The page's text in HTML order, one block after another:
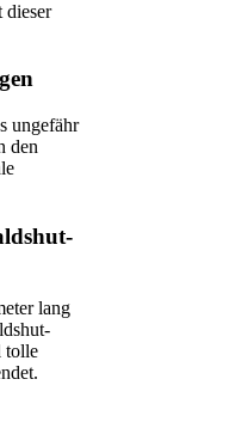
dieser
ungefähr
den
lang
tolle